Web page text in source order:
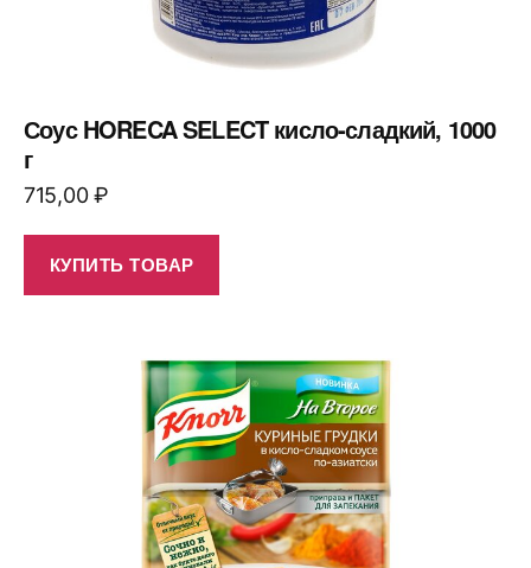
Соус HORECA SELECT кисло-сладкий, 1000
г
715,00₽
КУПИТЬ ТОВАР